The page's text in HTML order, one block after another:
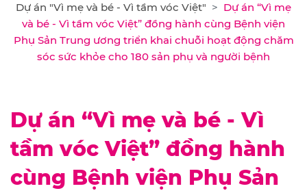
Dự án "Vì mẹ và bé - Vì tầm vóc Việt"
Dự án “Vì mẹ
và bé - Vì tầm vóc Việt” đồng hành cùng Bệnh viện
Phụ Sản Trung ương triển khai chuỗi hoạt động chăm
sóc sức khỏe cho 180 sản phụ và người bệnh
Dự án “Vì mẹ và bé - Vì
tầm vóc Việt” đồng hành
cùng Bệnh viện Phụ Sản